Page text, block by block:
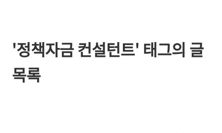
'정책자금 컨설턴트' 태그의 글
목록